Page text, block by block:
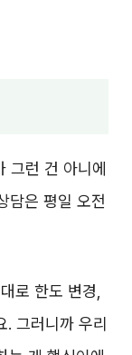
그런 건 아니에
담은 평일 오전
로 한도 변경,
그러니까 우리